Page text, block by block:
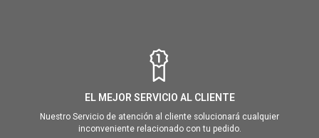
EL MEJOR SERVICIO AL CLIENTE
Nuestro Servicio de atención al cliente solucionará cualquier
inconveniente relacionado con tu pedido.